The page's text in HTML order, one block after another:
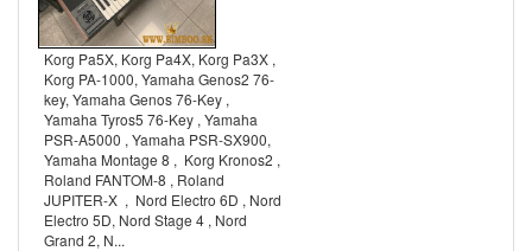
Korg Pa5X, Korg Pa4X, Korg Pa3X ,
Korg PA-1000, Yamaha Genos2 76-
key, Yamaha Genos 76-Key ,
Yamaha Tyros5 76-Key , Yamaha
PSR-A5000 , Yamaha PSR-SX900,
Yamaha Montage 8 , Korg Kronos2 ,
Roland FANTOM-8 , Roland
JUPITER-X , Nord Electro 6D , Nord
Electro 5D, Nord Stage 4 , Nord
Grand 2, N...